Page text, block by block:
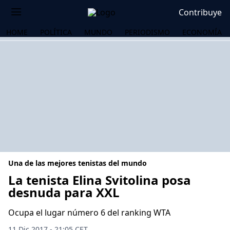
Contribuye
HOME POLÍTICA MUNDO PERIODISMO ECONOMÍA
Una de las mejores tenistas del mundo
La tenista Elina Svitolina posa
desnuda para XXL
Ocupa el lugar número 6 del ranking WTA